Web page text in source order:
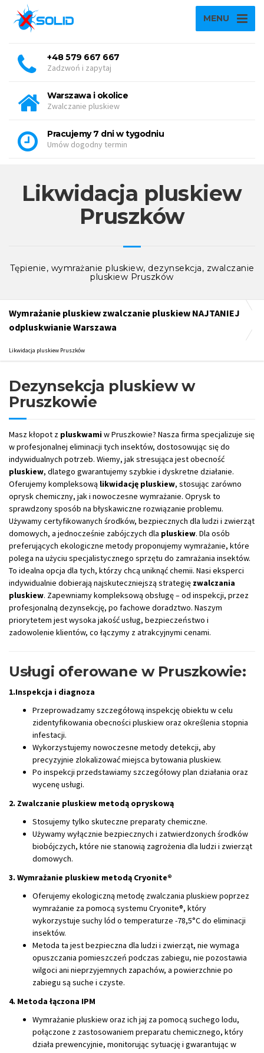
MENU
+48 579 667 667
Zadzwoń i zapytaj
Warszawa i okolice
Zwalczanie pluskiew
Pracujemy 7 dni w tygodniu
Umów dogodny termin
Likwidacja pluskiew
Pruszków
Tępienie, wymrażanie pluskiew, dezynsekcja, zwalczanie
pluskiew Pruszków
Wymrażanie pluskiew zwalczanie pluskiew NAJTANIEJ
odpluskwianie Warszawa
Likwidacja pluskiew Pruszków
Dezynsekcja pluskiew w
Pruszkowie
Masz kłopot z pluskwamiw Pruszkowie? Nasza firma specjalizuje się
w profesjonalnej eliminacji tych insektów, dostosowując się do
indywidualnych potrzeb. Wiemy, jak stresująca jest obecność
pluskiew, dlatego gwarantujemy szybkie i dyskretne działanie.
Oferujemy kompleksową likwidację pluskiew, stosując zarówno
oprysk chemiczny, jak i nowoczesne wymrażanie. Oprysk to
sprawdzony sposób na błyskawiczne rozwiązanie problemu.
Używamy certyfikowanych środków, bezpiecznych dla ludzi i zwierząt
domowych, a jednocześnie zabójczych dla pluskiew. Dla osób
preferujących ekologiczne metody proponujemy wymrażanie, które
polega na użyciu specjalistycznego sprzętu do zamrażania insektów.
To idealna opcja dla tych, którzy chcą uniknąć chemii. Nasi eksperci
indywidualnie dobierają najskuteczniejszą strategię zwalczania
pluskiew. Zapewniamy kompleksową obsługę – od inspekcji, przez
profesjonalną dezynsekcję, po fachowe doradztwo. Naszym
priorytetem jest wysoka jakość usług, bezpieczeństwo i
zadowolenie klientów, co łączymy z atrakcyjnymi cenami.
Usługi oferowane w Pruszkowie:
1.Inspekcja i diagnoza
Przeprowadzamy szczegółową inspekcję obiektu w celu
zidentyfikowania obecności pluskiew oraz określenia stopnia
infestacji.
Wykorzystujemy nowoczesne metody detekcji, aby
precyzyjnie zlokalizować miejsca bytowania pluskiew.
Po inspekcji przedstawiamy szczegółowy plan działania oraz
wycenę usługi.
2. Zwalczanie pluskiew metodą opryskową
Stosujemy tylko skuteczne preparaty chemiczne.
Używamy wyłącznie bezpiecznych i zatwierdzonych środków
biobójczych, które nie stanowią zagrożenia dla ludzi i zwierząt
domowych.
3. Wymrażanie pluskiew metodą Cryonite®
Oferujemy ekologiczną metodę zwalczania pluskiew poprzez
wymrażanie za pomocą systemu Cryonite®, który
wykorzystuje suchy lód o temperaturze -78,5°C do eliminacji
insektów.
Metoda ta jest bezpieczna dla ludzi i zwierząt, nie wymaga
opuszczania pomieszczeń podczas zabiegu, nie pozostawia
wilgoci ani nieprzyjemnych zapachów, a powierzchnie po
zabiegu są suche i czyste.
4. Metoda łączona IPM
Wymrażanie pluskiew oraz ich jaj za pomocą suchego lodu,
połączone z zastosowaniem preparatu chemicznego, który
działa prewencyjnie, monitorując sytuację i gwarantując w